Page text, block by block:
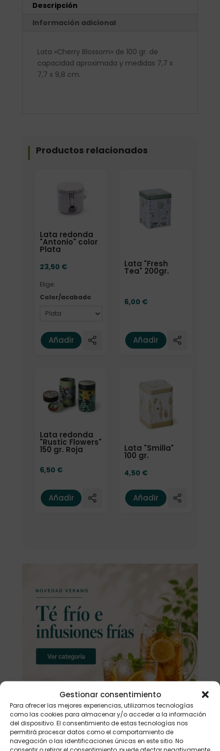
Gestionar consentimiento
Para ofrecer las mejores experiencias, utilizamos tecnologías
como las cookies para almacenar y/o acceder a la información
del dispositivo. El consentimiento de estas tecnologías nos
permitirá procesar datos como el comportamiento de
navegación o las identificaciones únicas en este sitio. No
Descripción
Información adicional
Lata «Cherry Blossom» de 100 gr. de
capacidad aproximada y medidas 7,7 x
7,7 x 9,8 cm.
Productos relacionados
Lata redonda
"Antonio" color
Plata
23,50 €
Elige:
Color/acabado
Añadir
Lata "Fresh
Tea" 200gr.
6,00 €
Añadir
Lata redonda
"Rustic Flowers"
150 gr. Roja
6,50 €
Añadir
Lata "Smilla"
100 gr.
4,50 €
Añadir